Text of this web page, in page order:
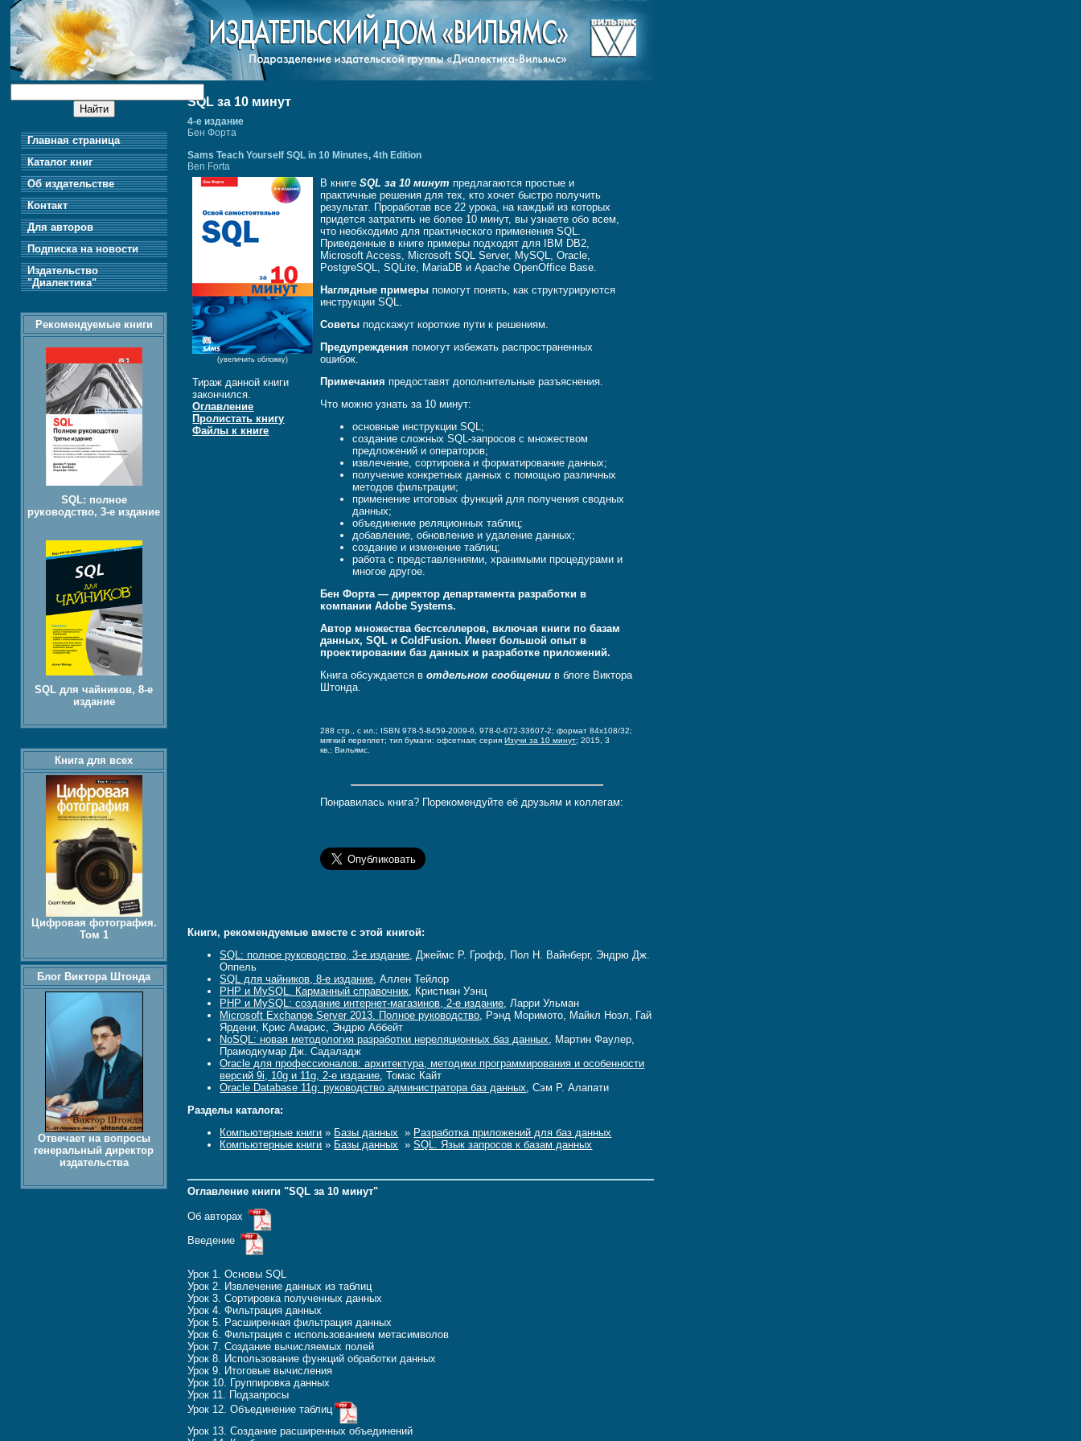
SQL за 10 минут
4-е издание
Бен Форта
Sams Teach Yourself SQL in 10 Minutes, 4th Edition
Ben Forta
(увеличить обложку)
Тираж данной книги
закончился.
Оглавление
Пролистать книгу
Файлы к книге
В книгеSQL за 10 минут предлагаются простые и
практичные решения для тех, кто хочет быстро получить
результат. Проработав все 22 урока, на каждый из которых
придется затратить не более 10 минут, вы узнаете обо всем,
что необходимо для практического применения SQL.
Приведенные в книге примеры подходят для IBM DB2,
Microsoft Access, Microsoft SQL Server, MySQL, Oracle,
PostgreSQL, SQLite, MariaDB и Apache OpenOffice Base.
Наглядные примеры помогут понять, как структурируются
инструкции SQL.
Советы подскажут короткие пути к решениям.
Предупреждения помогут избежать распространенных
ошибок.
Примечания предоставят дополнительные разъяснения.
Что можно узнать за 10 минут:
основные инструкции SQL;
создание сложных SQL-запросов с множеством
предложений и операторов;
извлечение, сортировка и форматирование данных;
получение конкретных данных с помощью различных
методов фильтрации;
применение итоговых функций для получения сводных
данных;
объединение реляционных таблиц;
добавление, обновление и удаление данных;
создание и изменение таблиц;
работа с представлениями, хранимыми процедурами и
многое другое.
Бен Форта— директор департамента разработки в
компании Adobe Systems.
Автор множества бестселлеров, включая книги по базам
данных, SQL и ColdFusion. Имеет большой опыт в
проектировании баз данных и разработке приложений.
Книга обсуждается вотдельном сообщении в блоге Виктора
Штонда.
288 стр., с ил.; ISBN 978-5-8459-2009-6, 978-0-672-33607-2;формат 84x108/32;
мягкий переплет;тип бумаги: офсетная;серия Изучи за 10 минут; 2015, 3
кв.; Вильямс.
Понравилась книга? Порекомендуйте её друзьям и коллегам:
Книги, рекомендуемые вместе с этой книгой:
SQL: полное руководство, 3-е издание, Джеймс Р. Грофф, Пол Н. Вайнберг, Эндрю Дж.
Оппель
SQL для чайников, 8-е издание, Аллен Тейлор
PHP и MySQL. Карманный справочник, Кристиан Уэнц
PHP и MySQL: создание интернет-магазинов, 2-е издание, Ларри Ульман
Microsoft Exchange Server 2013. Полное руководство, Рэнд Моримото, Майкл Ноэл, Гай
Ярдени, Крис Амарис, Эндрю Аббейт
NoSQL: новая методология разработки нереляционных баз данных, Мартин Фаулер,
Прамодкумар Дж. Садаладж
Oracle для профессионалов: архитектура, методики программирования и особенности
версий 9i, 10g и 11g, 2-е издание, Томас Кайт
Oracle Database 11g: руководство администратора баз данных, Сэм Р. Алапати
Разделы каталога:
Компьютерные книги » Базы данных » Разработка приложений для баз данных
Компьютерные книги » Базы данных »SQL. Язык запросов к базам данных
Оглавление книги "SQL за 10 минут"
Об авторах
Введение
Урок 1. Основы SQL
Урок 2. Извлечение данных из таблиц
Урок 3. Сортировка полученных данных
Урок 4. Фильтрация данных
Урок 5. Расширенная фильтрация данных
Урок 6. Фильтрация с использованием метасимволов
Урок 7. Создание вычисляемых полей
Урок 8. Использование функций обработки данных
Урок 9. Итоговые вычисления
Урок 10. Группировка данных
Урок 11. Подзапросы
Урок 12. Объединение таблиц
Урок 13. Создание расширенных объединений
Главная страница
Каталог книг
Об издательстве
Контакт
Для авторов
Подписка на новости
Издательство
"Диалектика"
Рекомендуемые книги
SQL: полное
руководство, 3-е издание
SQL для чайников, 8-е
издание
Книга для всех
Цифровая фотография.
Том 1
Блог Виктора Штонда
Отвечает на вопросы
генеральный директор
издательства